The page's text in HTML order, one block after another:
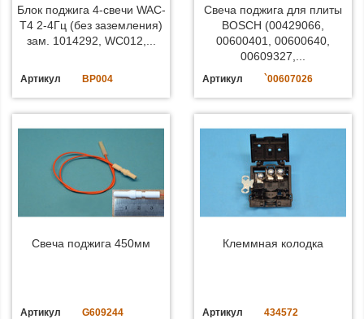
Блок поджига 4-свечи WAC-
Т4 2-4Гц (без заземления)
зам. 1014292, WC012,...
Артикул BP004
Свеча поджига для плиты
BOSCH (00429066,
00600401, 00600640,
00609327,...
Артикул `00607026
Свеча поджига 450мм
Артикул G609244
Клеммная колодка
Артикул 434572